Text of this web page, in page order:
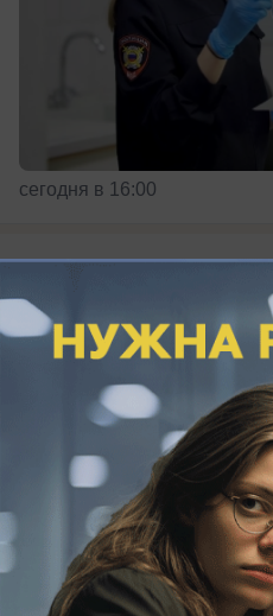
сегодня в 16:00
Происшествия
Трагедия на пляже,
Ростове и жара +40:
прошедшей недели
«Блокнот Ростов»